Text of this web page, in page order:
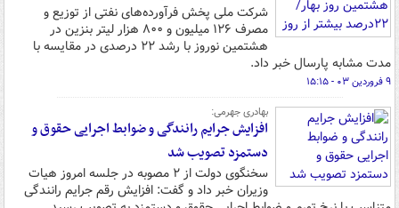
شرکت ملی پخش فرآورده‌های نفتی از توزیع و
مصرف ۱۲۶ میلیون و ۸۰۰ هزار لیتر بنزین در
هشتمین نوروز با رشد ۲۲ درصدی در مقایسه با
مدت مشابه پارسال خبر داد.
۹ فروردین ۰۳ - ۱۵:۱۵
بهادری جهرمی:
افزایش جرایم رانندگی و ضوابط اجرایی حقوق و
دستمزد تصویب شد
سخنگوی دولت از ۲ مصوبه در جلسه امروز هیات
وزیران خبر داد و گفت: افزایش رقم جرایم رانندگی